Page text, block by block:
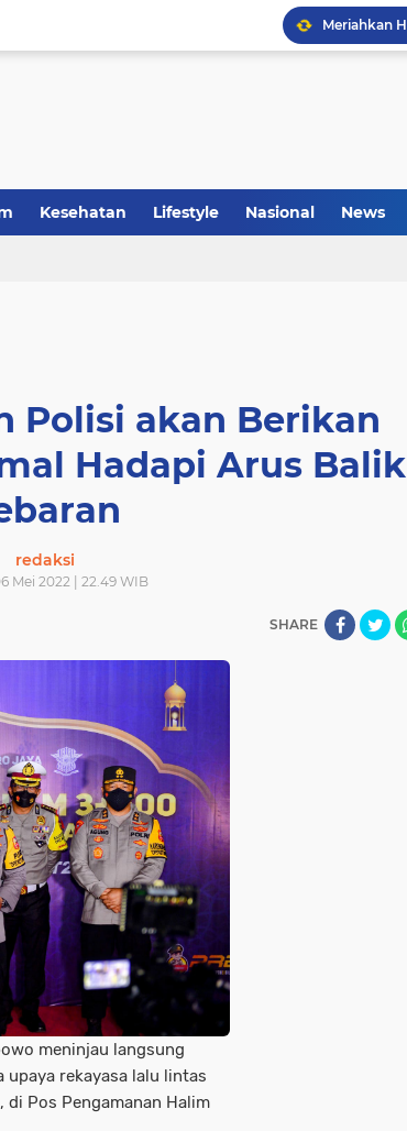
Kesehatan Lifestyle Nasional News
Polisi akan Berikan
Hadapi Arus Balik
redaksi
Mei 2022 | 22.49 WIB
SHARE
meninjau langsung
rekayasa lalu lintas
Pos Pengamanan Halim